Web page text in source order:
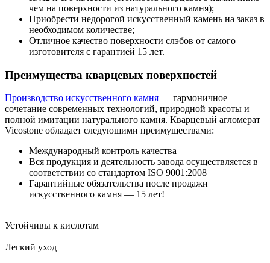
чем на поверхности из натурального камня);
Приобрести недорогой искусственный камень на заказ в
необходимом количестве;
Отличное качество поверхности слэбов от самого
изготовителя с гарантией 15 лет.
Преимущества кварцевых поверхностей
Производство искусственного камня — гармоничное
сочетание современных технологий, природной красоты и
полной имитации натурального камня. Кварцевый агломерат
Vicostone обладает следующими преимуществами:
Международный контроль качества
Вся продукция и деятельность завода осуществляется в
соответствии со стандартом ISO 9001:2008
Гарантийные обязательства после продажи
искусственного камня — 15 лет!
Устойчивы к кислотам
Легкий уход